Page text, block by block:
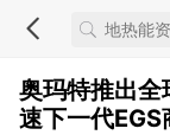
奥玛特推出全
速下一代EGS